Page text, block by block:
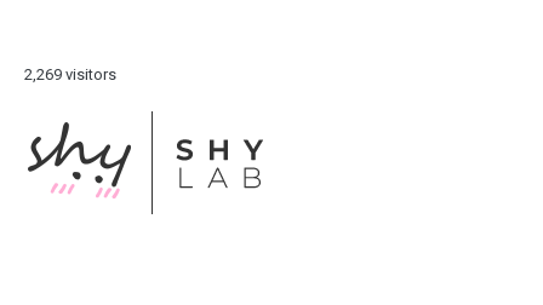
2,269 visitors